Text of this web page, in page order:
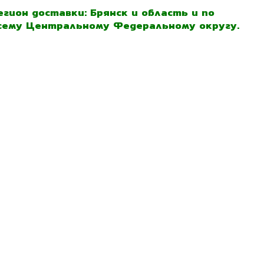
доставки: Брянск и область и по
Центральному Федеральному округу.